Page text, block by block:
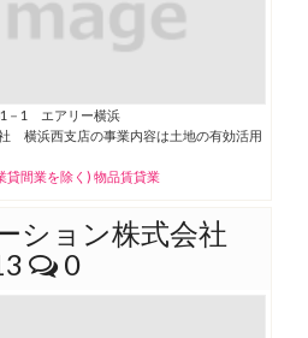
－1 エアリー横浜
横浜西支店の事業内容は土地の有効活用
貸間業を除く) 物品賃貸業
ション株式会社
0